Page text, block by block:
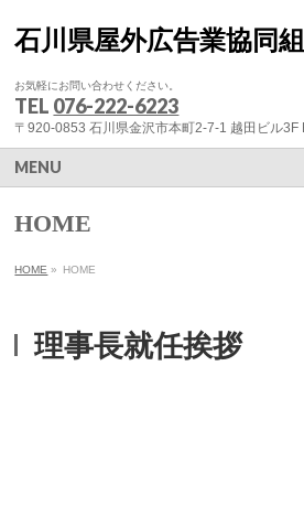
石川県屋外広告業協同
お気軽にお問い合わせください。
TEL 076-222-6223
〒920-0853 石川県金沢市本町2-7-1 越田ビル
MENU
HOME
HOME » HOME
理事長就任挨拶